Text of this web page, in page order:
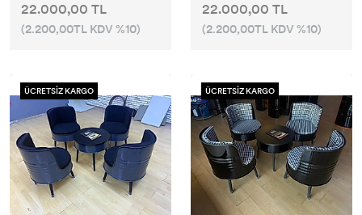
22.000,00 TL
(2.200,00TL KDV %10)
22.000,00 TL
(2.200,00TL KDV %10)
ÜCRETSİZ KARGO ÜCRETSİZ KARGO